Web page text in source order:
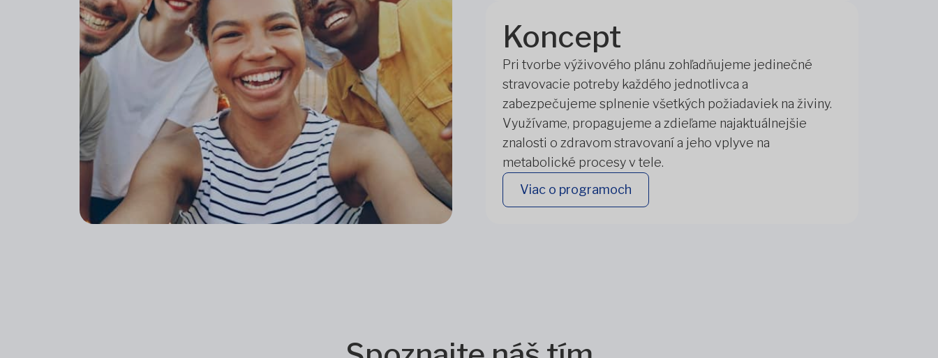
Koncept
Pri tvorbe výživového plánu zohľadňujeme jedinečné
stravovacie potreby každého jednotlivca a
zabezpečujeme splnenie všetkých požiadaviek na živiny.
Využívame, propagujeme a zdieľame najaktuálnejšie
znalosti o zdravom stravovaní a jeho vplyve na
metabolické procesy v tele.
Viac o programoch